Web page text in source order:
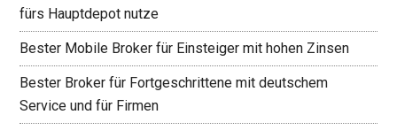
fürs Hauptdepot nutze
Bester Mobile Broker für Einsteiger mit hohen Zinsen
Bester Broker für Fortgeschrittene mit deutschem
Service und für Firmen